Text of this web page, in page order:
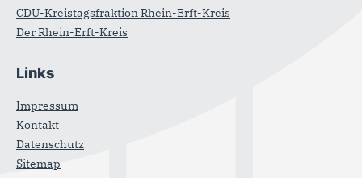
CDU-Kreistagsfraktion Rhein-Erft-Kreis
Der Rhein-Erft-Kreis
Links
Impressum
Kontakt
Datenschutz
Sitemap